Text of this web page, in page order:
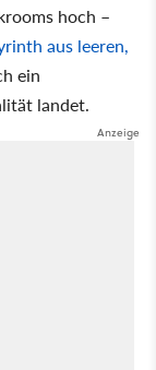
hoch –
aus leeren,
ein
landet.